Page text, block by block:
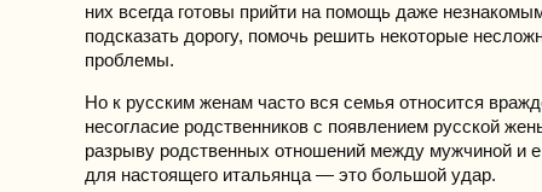
них всегда готовы прийти на помощь даже
подсказать дорогу, помочь решить некоторые
проблемы.
Но к русским женам часто вся семья относится
несогласие родственников с появлением русской
разрыву родственных отношений между мужчиной и
для настоящего итальянца — это большой удар.